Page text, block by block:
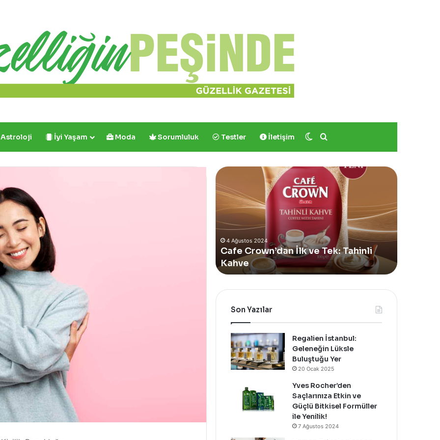
İyi Yaşam Moda Sorumluluk Testler İletişim Dış görünümü değiştir
Arama yap ...
Üçlüsü Golden
Cafe Crown’dan İlk ve Tek: Tahinli
Yves
Rocher,
Momo
Bodrum’da
Yer
Alan
Yeni
Summer
Pop-
Up
Mağazasını
Kutladı!
4 Ağustos 2024
Yves Rocher, Momo
Alan Yeni Summer Pop-Up
Özel Bir Davet İle Kutladı!
Son Yazılar
Regalien İstanbul:
Geleneğin Lüksle
Buluştuğu Yer
20 Ocak 2025
Yves Rocher’den
Saçlarınıza Etkin ve
Güçlü Bitkisel Formüller
ile Yenilik!
7 Ağustos 2024